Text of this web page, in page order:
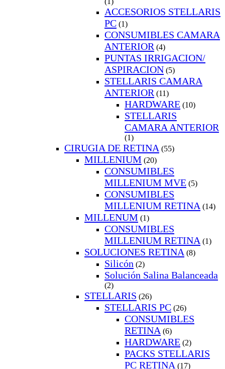
ACCESORIOS STELLARIS
PC (1)
CONSUMIBLES CAMARA
ANTERIOR (4)
PUNTAS IRRIGACION/
ASPIRACION (5)
STELLARIS CAMARA
ANTERIOR (11)
HARDWARE (10)
STELLARIS
CAMARA ANTERIOR
(1)
CIRUGIA DE RETINA (55)
MILLENIUM (20)
CONSUMIBLES
MILLENIUM MVE (5)
CONSUMIBLES
MILLENIUM RETINA (14)
MILLENUM (1)
CONSUMIBLES
MILLENIUM RETINA (1)
SOLUCIONES RETINA (8)
Silicón (2)
Solución Salina Balanceada
(2)
STELLARIS (26)
STELLARIS PC (26)
CONSUMIBLES
RETINA (6)
HARDWARE (2)
PACKS STELLARIS
PC RETINA (17)